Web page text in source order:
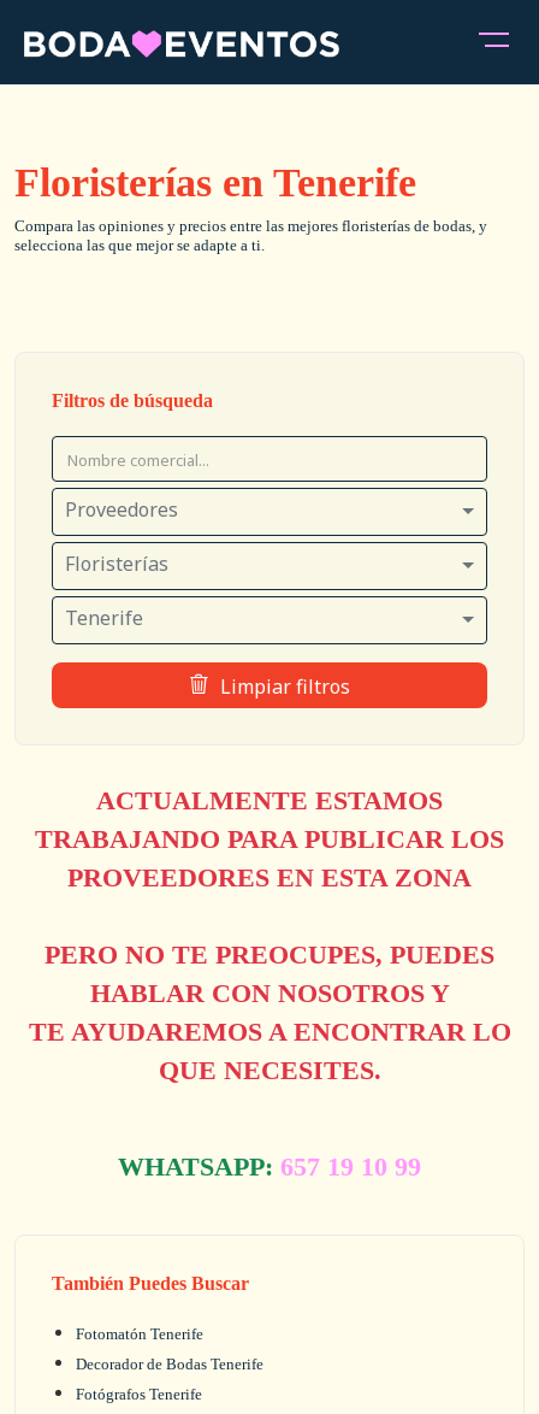
Floristerías en Tenerife
Compara las opiniones y precios entre las mejores floristerías de bodas, y
selecciona las que mejor se adapte a ti.
Filtros de búsqueda
Proveedores
Floristerías
Tenerife
Limpiar filtros
ACTUALMENTE ESTAMOS
TRABAJANDO PARA PUBLICAR LOS
PROVEEDORES EN ESTA ZONA
PERO NO TE PREOCUPES, PUEDES
HABLAR CON NOSOTROS Y
TE AYUDAREMOS A ENCONTRAR LO
QUE NECESITES.
WHATSAPP: 657 19 10 99
También Puedes Buscar
Fotomatón Tenerife
Decorador de Bodas Tenerife
Fotógrafos Tenerife